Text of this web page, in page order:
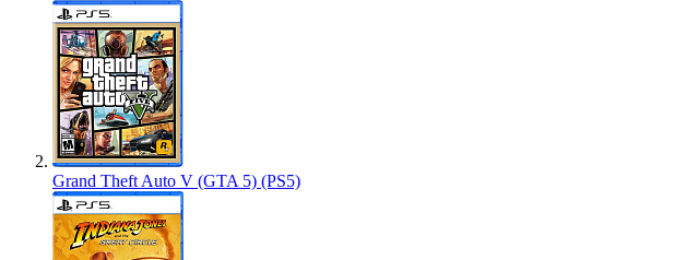
Grand Theft Auto V (GTA 5) (PS5)